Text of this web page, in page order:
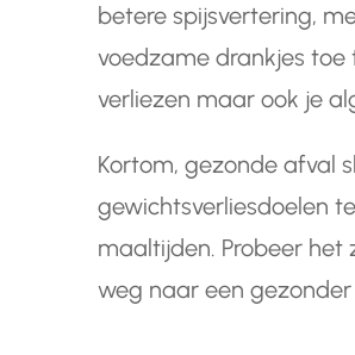
betere spijsvertering,
voedzame drankjes toe
verliezen maar ook je
Kortom, gezonde afval
gewichtsverliesdoelen
maaltijden. Probeer het
weg naar een